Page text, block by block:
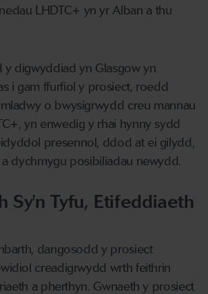
LHDTC+ yn yr Alban a thu
digwyddiad yn Glasgow yn
i gam ffurfiol y prosiect, roedd
o bwysigrwydd creu mannau
yn enwedig y rhai hynny sydd
presennol, ddod at ei gilydd,
dychmygu posibiliadau newydd.
Sy'n Tyfu, Etifeddiaeth
dangosodd y prosiect
creadigrwydd wrth feithrin
a pherthyn. Gwnaeth y prosiect